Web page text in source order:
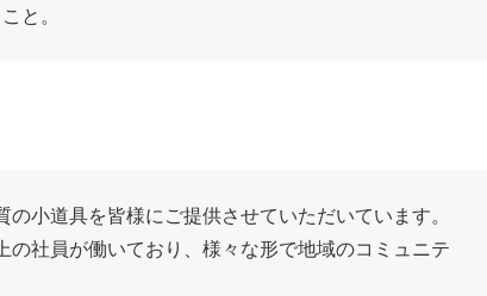
と。
小道具を皆様にご提供させていただいています。
社員が働いており、様々な形で地域のコミュニテ